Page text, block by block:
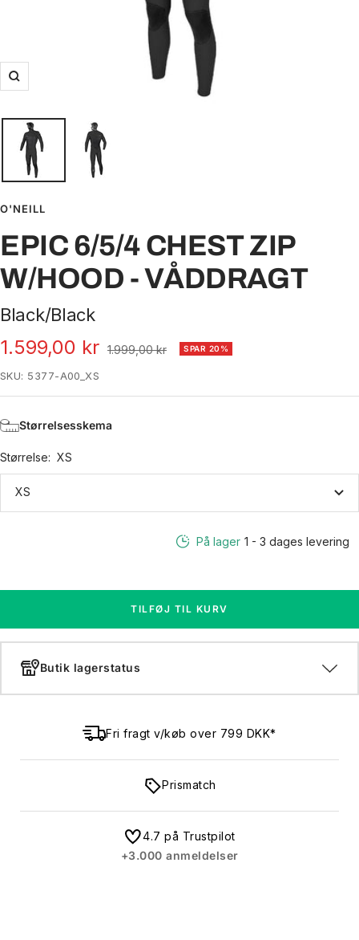
Zoom
O'NEILL
EPIC 6/5/4 CHEST ZIP
W/HOOD - VÅDDRAGT
Black/Black
Udsalgspris
1.599,00 kr Normal
1.999,00 kr SPAR 20%
SKU: 5377-A00_XS
Størrelsesskema
Størrelse: XS
XS
På lager 1 - 3 dages levering
TILFØJ TIL KURV
Butik lagerstatus
Fri fragt v/køb over 799 DKK*
Prismatch
4.7 på Trustpilot
+3.000 anmeldelser